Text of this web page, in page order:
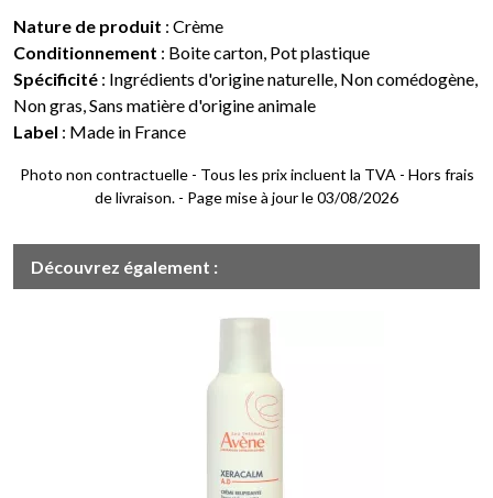
Nature de produit : Crème
Conditionnement : Boite carton, Pot plastique
Spécificité : Ingrédients d'origine naturelle, Non comédogène,
Non gras, Sans matière d'origine animale
Label : Made in France
Photo non contractuelle - Tous les prix incluent la TVA - Hors frais
de livraison. - Page mise à jour le 03/08/2026
Découvrez également :